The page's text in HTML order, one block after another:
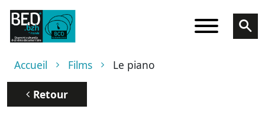
Aller au contenu principal
Fil d'Ariane
Accueil Films Le piano
Retour